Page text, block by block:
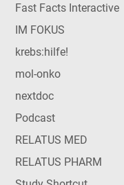
Fast Facts Interactive
IM FOKUS
krebs:hilfe!
mol-onko
nextdoc
Podcast
RELATUS MED
RELATUS PHARM